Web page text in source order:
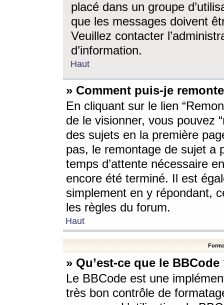
placé dans un groupe
que les messages doivent
Veuillez contacter
d’information.
Haut
» Comment puis-je
En cliquant sur le lien
de le visionner, vous pouvez
des sujets en la première
pas, le remontage de sujet a
temps d’attente nécessaire
encore été terminé. Il est
simplement en y répondant,
les règles du forum.
Haut
» Qu’est-ce que le BBCode
Le BBCode est une
très bon contrôle de